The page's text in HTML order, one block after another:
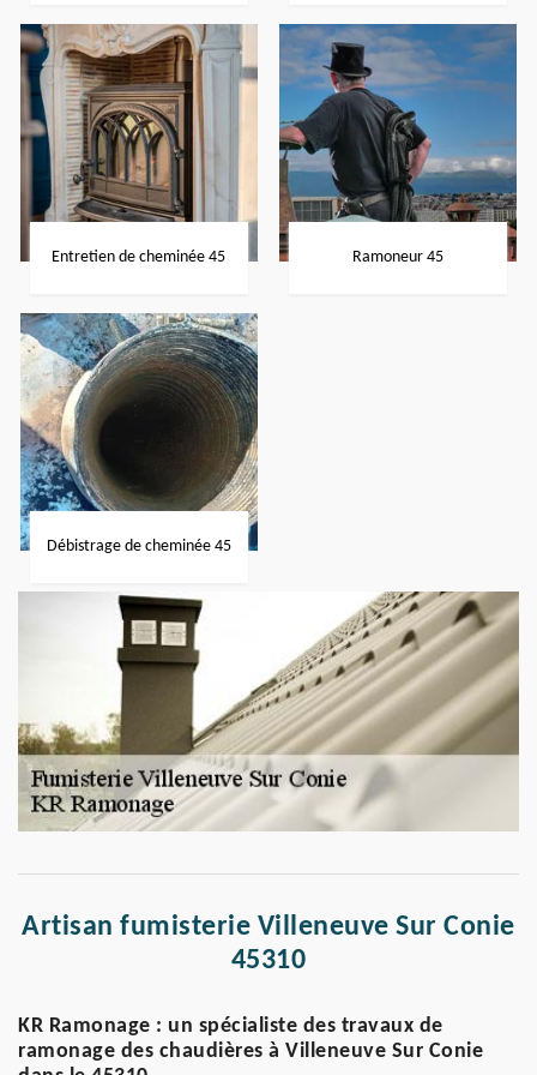
Entretien de cheminée 45 Ramoneur 45
Débistrage de cheminée 45
Artisan fumisterie Villeneuve Sur Conie
45310
KR Ramonage : un spécialiste des travaux de
ramonage des chaudières à Villeneuve Sur Conie